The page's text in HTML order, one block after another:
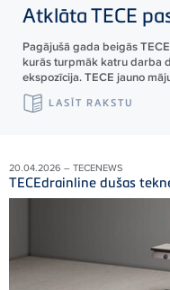
AtklātaTECE
Pagājušā gada beigās
kurās turpmāk katru darba
ekspozīcija. TECE jauno
LASĪT RAKSTU
20.04.2026 – TECENEWS
TECEdrainline dušas